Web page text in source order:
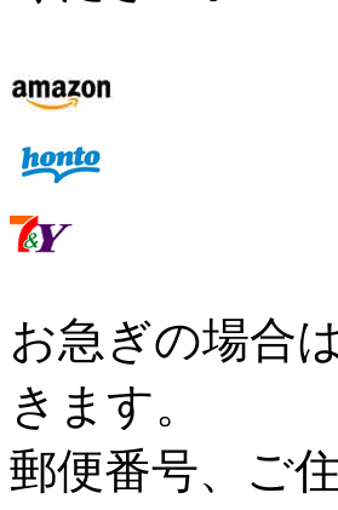
お急ぎの場合
きます。
郵便番号、ご